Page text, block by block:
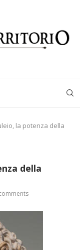
la potenza della
della